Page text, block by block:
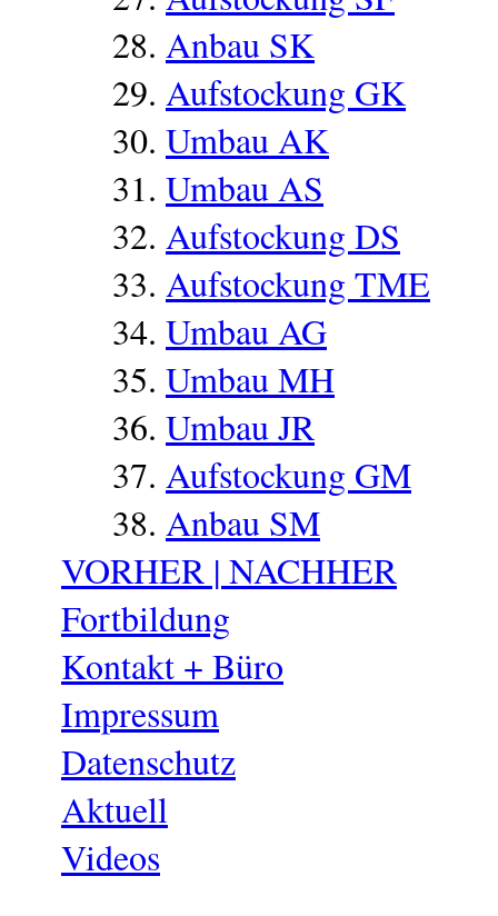
Anbau SK
Aufstockung GK
Umbau AK
Umbau AS
Aufstockung DS
Aufstockung TME
Umbau AG
Umbau MH
Umbau JR
Aufstockung GM
Anbau SM
VORHER | NACHHER
Fortbildung
Kontakt + Büro
Impressum
Datenschutz
Aktuell
Videos